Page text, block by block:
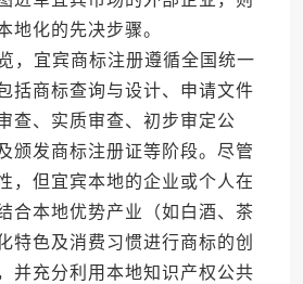
地化的先决步骤。
宜宾商标注册遵循全国统一
括商标查询与设计、申请文件
查、实质审查、初步审定公
颁发商标注册证等阶段。尽管
，但宜宾本地的企业或个人在
合本地优势产业（如白酒、茶
特色及消费习惯进行商标的创
并充分利用本地知识产权公共